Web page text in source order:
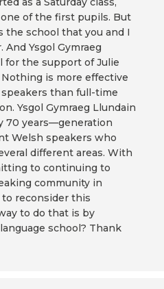
of the first pupils. But
the school that you and I
Ysgol Gymraeg
for the support of Julie
is more effective
than full-time
Ysgol Gymraeg Llundain
70 years—generation
Welsh speakers who
different areas. With
to continuing to
community in
reconsider this
to do that is by
school? Thank